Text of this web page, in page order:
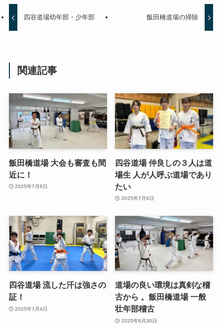
四谷道場幼年部・少年部 飯田橋道場の掃除
関連記事
飯田橋道場 大会も審査も間
近に！
2025年7月6日
四谷道場 仲良しの３人は道
場生 人が人呼ぶ道場であり
たい
2025年7月6日
四谷道場 流した汗は強さの
証！
2025年7月4日
道場の良い環境は真剣な稽
古から 。飯田橋道場 一般
壮年部稽古
2025年6月30日